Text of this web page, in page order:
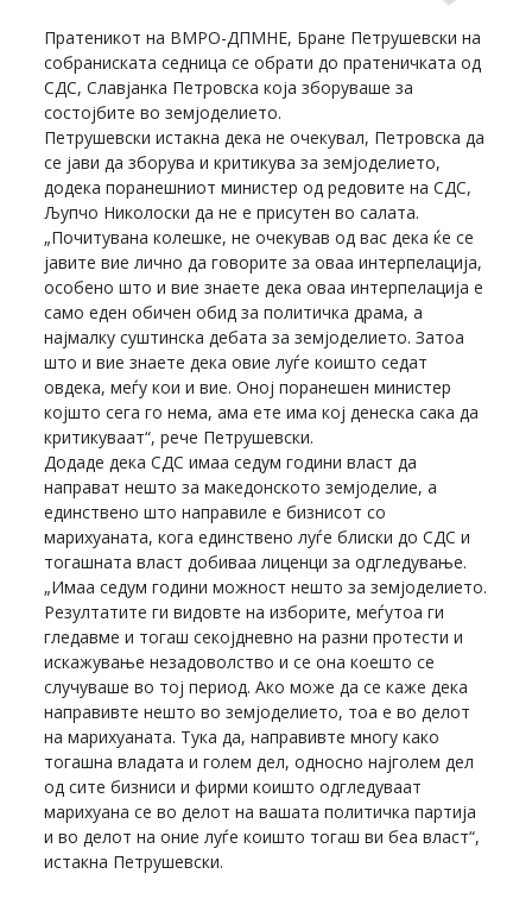
Пратеникот на ВМРО-ДПМНЕ, Бране Петрушевски на
собраниската седница се обрати до пратеничката од
СДС, Славјанка Петровска која зборуваше за
состојбите во земјоделието.
Петрушевски истакна дека не очекувал, Петровска да
се јави да зборува и критикува за земјоделието,
додека поранешниот министер од редовите на СДС,
Љупчо Николоски да не е присутен во салата.
„Почитувана колешке, не очекував од вас дека ќе се
јавите вие лично да говорите за оваа интерпелација,
особено што и вие знаете дека оваа интерпелација е
само еден обичен обид за политичка драма, а
најмалку суштинска дебата за земјоделието. Затоа
што и вие знаете дека овие луѓе коишто седат
овдека, меѓу кои и вие. Оној поранешен министер
којшто сега го нема, ама ете има кој денеска сака да
критикуваат“, рече Петрушевски.
Додаде дека СДС имаа седум години власт да
направат нешто за македонското земјоделие, а
единствено што направиле е бизнисот со
марихуаната, кога единствено луѓе блиски до СДС и
тогашната власт добиваа лиценци за одгледување.
„Имаа седум години можност нешто за земјоделието.
Резултатите ги видовте на изборите, меѓутоа ги
гледавме и тогаш секојдневно на разни протести и
искажување незадоволство и се она коешто се
случуваше во тој период. Ако може да се каже дека
направивте нешто во земјоделието, тоа е во делот
на марихуаната. Тука да, направивте многу како
тогашна владата и голем дел, односно најголем дел
од сите бизниси и фирми коишто одгледуваат
марихуана се во делот на вашата политичка партија
и во делот на оние луѓе коишто тогаш ви беа власт“,
истакна Петрушевски.